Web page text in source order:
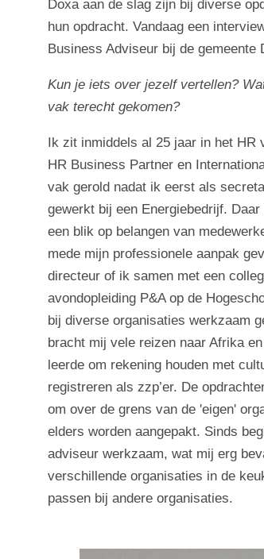
Maatschappelijk
Contact
Doxa aan de slag zijn bij diverse
hun opdracht. Vandaag een
Business Adviseur bij de gemeente
Kun je iets over jezelf vertellen?
vak terecht gekomen?
Ik zit inmiddels al 25 jaar in het HR
HR Business Partner en
vak gerold nadat ik eerst als
gewerkt bij een Energiebedrijf.
een blik op belangen van
mede mijn professionele aanpak
directeur of ik samen met een
avondopleiding P&A op de
bij diverse organisaties werkzaam
bracht mij vele reizen naar Afrika
leerde om rekening houden met
registreren als zzp’er. De
om over de grens van de 'eigen'
elders worden aangepakt. Sinds
adviseur werkzaam, wat mij erg
verschillende organisaties in de
passen bij andere organisaties.